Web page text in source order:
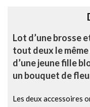
Lot d’une brosse
tout deux le
d’une jeune fille
un bouquet de
Les deux accessoires